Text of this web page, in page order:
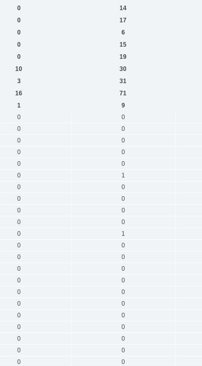
0
14
0
17
0
6
0
15
0
19
10
30
3
31
16
71
1
9
0
0
0
0
0
0
0
0
0
0
0
1
0
0
0
0
0
0
0
0
0
1
0
0
0
0
0
0
0
0
0
0
0
0
0
0
0
0
0
0
0
0
0
0